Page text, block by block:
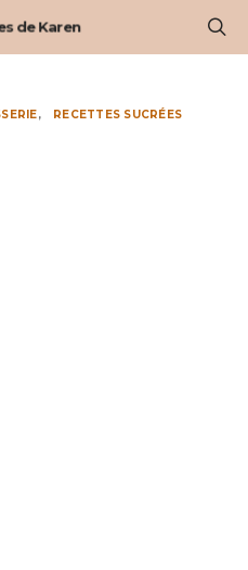
de Karen
RECETTES SUCRÉES